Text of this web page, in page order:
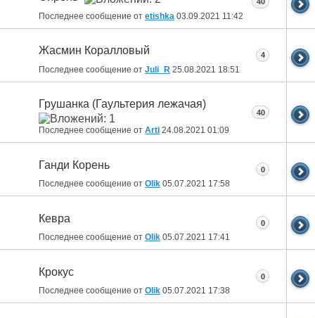
Последнее сообщение от etishka 03.09.2021 11:42
40
Жасмин Коралловый
Последнее сообщение от Juli_R 25.08.2021 18:51
4
Грушанка (Гаультерия лежачая)
Последнее сообщение от Arti 24.08.2021 01:09
40
Ганди Корень
Последнее сообщение от Olik 05.07.2021 17:58
0
Кевра
Последнее сообщение от Olik 05.07.2021 17:41
0
Крокус
Последнее сообщение от Olik 05.07.2021 17:38
0